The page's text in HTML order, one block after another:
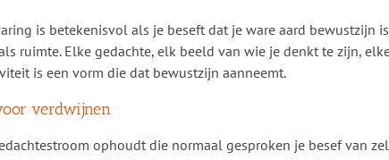
is betekenisvol als je beseft dat je ware aard bewustzijn
ruimte. Elke gedachte, elk beeld van wie je denkt te zijn,
is een vorm die dat bewustzijn aanneemt.
verdwijnen
ophoudt die normaal gesproken je besef van